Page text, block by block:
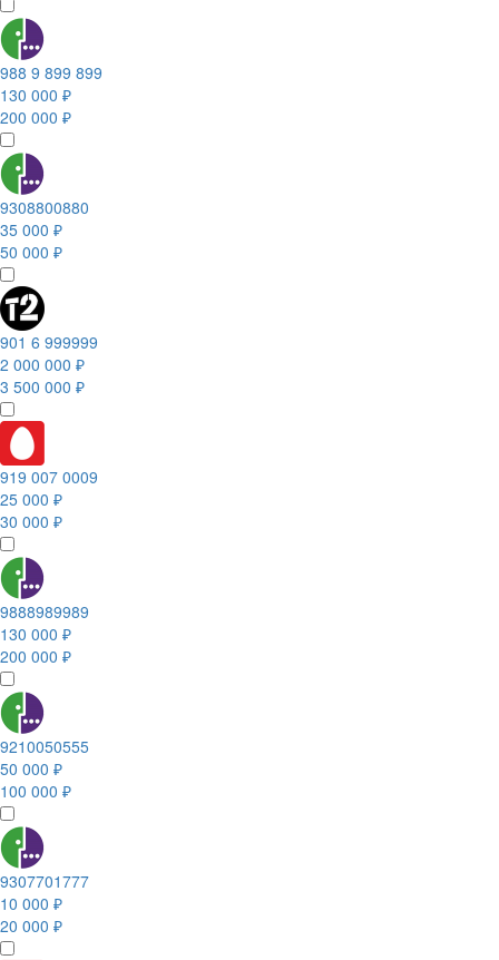
988 9 899 899
130 000 ₽
200 000 ₽
9308800880
35 000 ₽
50 000 ₽
901 6 999999
2 000 000 ₽
3 500 000 ₽
919 007 0009
25 000 ₽
30 000 ₽
9888989989
130 000 ₽
200 000 ₽
9210050555
50 000 ₽
100 000 ₽
9307701777
10 000 ₽
20 000 ₽